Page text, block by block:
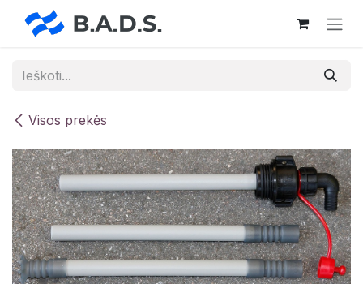
Skip to Content
Visos prekės